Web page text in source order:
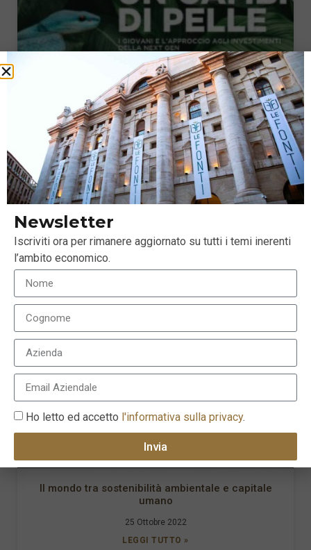
Asset Management TV Week: Next Gen e
investimenti
LEGGI TUTTO »
Il mondo tra sostenibilità ambientale e capitale
umano
25 Ottobre 2022
LEGGI TUTTO »
Newsletter
Iscriviti ora per rimanere aggiornato su tutti i temi inerenti
l’ambito economico.
Ho letto ed accetto l'informativa sulla privacy.
Invia